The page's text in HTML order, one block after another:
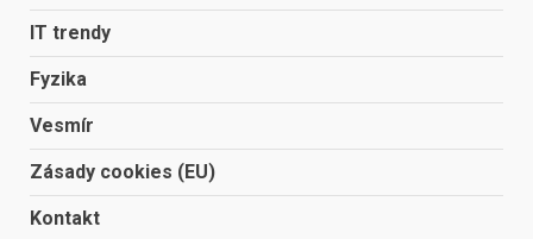
IT trendy
Fyzika
Vesmír
Zásady cookies (EU)
Kontakt